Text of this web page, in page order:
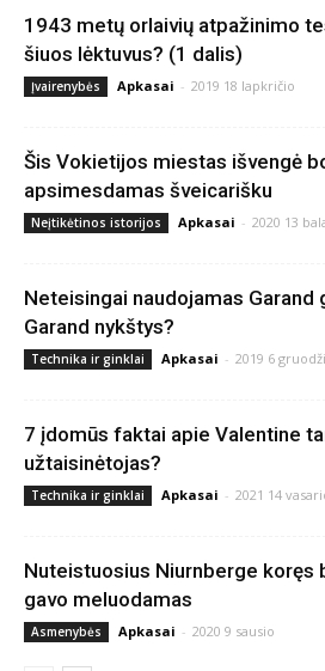
1943 metų orlaivių atpažinimo
šiuos lėktuvus? (1 dalis)
Įvairenybės Apkasai - 2019 18 lapkričio
Šis Vokietijos miestas išvengė
apsimesdamas šveicarišku
Neįtikėtinos istorijos Apkasai - 2020 13
Neteisingai naudojamas Garand
Garand nykštys?
Technika ir ginklai Apkasai - 2019 6
7 įdomūs faktai apie Valentine
užtaisinėtojas?
Technika ir ginklai Apkasai - 2021 14
Nuteistuosius Niurnberge koręs
gavo meluodamas
Asmenybės Apkasai - 2020 9 sausio